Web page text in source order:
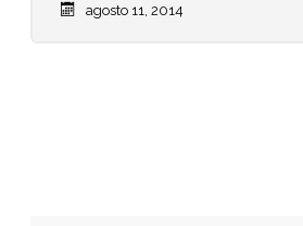
agosto 11, 2014